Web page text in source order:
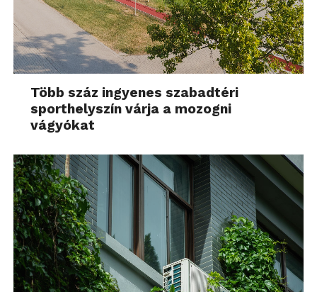
Több száz ingyenes szabadtéri
sporthelyszín várja a mozogni
vágyókat